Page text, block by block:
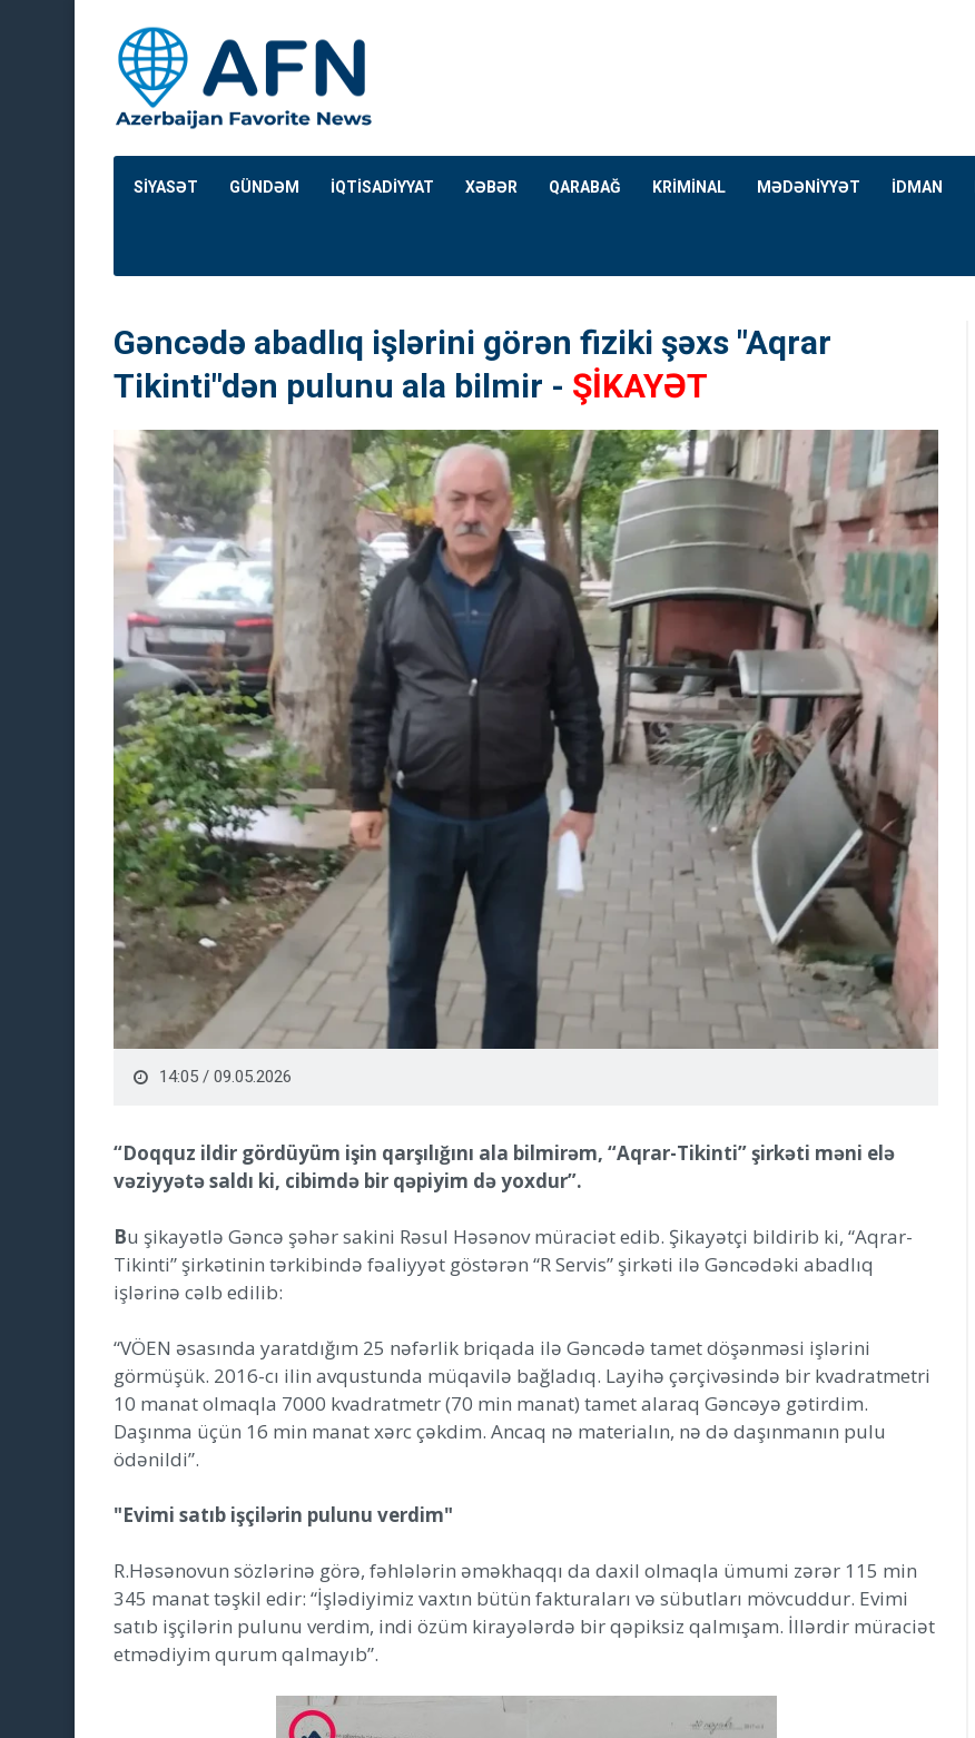
SİYASƏT GÜNDƏM İQTİSADİYYAT XƏBƏR QARABAĞ KRİMİNAL MƏDƏNİYYƏT İDMAN
Gəncədə abadlıq işlərini görən fiziki şəxs "Aqrar
Tikinti"dən pulunu ala bilmir - ŞİKAYƏT
14:05 / 09.05.2026
“Doqquz ildir gördüyüm işin qarşılığını ala bilmirəm, “Aqrar-Tikinti” şirkəti məni elə
vəziyyətə saldı ki, cibimdə bir qəpiyim də yoxdur”.
Bu şikayətlə Gəncə şəhər sakini Rəsul Həsənov müraciət edib. Şikayətçi bildirib ki, “Aqrar-
Tikinti” şirkətinin tərkibində fəaliyyət göstərən “R Servis” şirkəti ilə Gəncədəki abadlıq
işlərinə cəlb edilib:
“VÖEN əsasında yaratdığım 25 nəfərlik briqada ilə Gəncədə tamet döşənməsi işlərini
görmüşük. 2016-cı ilin avqustunda müqavilə bağladıq. Layihə çərçivəsində bir kvadratmetri
10 manat olmaqla 7000 kvadratmetr (70 min manat) tamet alaraq Gəncəyə gətirdim.
Daşınma üçün 16 min manat xərc çəkdim. Ancaq nə materialın, nə də daşınmanın pulu
ödənildi”.
"Evimi satıb işçilərin pulunu verdim"
R.Həsənovun sözlərinə görə, fəhlələrin əməkhaqqı da daxil olmaqla ümumi zərər 115 min
345 manat təşkil edir: “İşlədiyimiz vaxtın bütün fakturaları və sübutları mövcuddur. Evimi
satıb işçilərin pulunu verdim, indi özüm kirayələrdə bir qəpiksiz qalmışam. İllərdir müraciət
etmədiyim qurum qalmayıb”.